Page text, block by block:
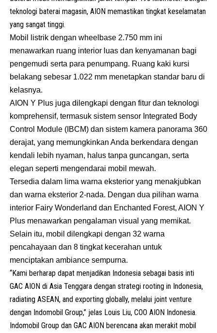
teknologi baterai magasin, AION memastikan tingkat keselamatan
yang sangat tinggi.
Mobil listrik dengan wheelbase 2.750 mm ini
menawarkan ruang interior luas dan kenyamanan bagi
pengemudi serta para penumpang. Ruang kaki kursi
belakang sebesar 1.022 mm menetapkan standar baru di
kelasnya.
AION Y Plus juga dilengkapi dengan fitur dan teknologi
komprehensif, termasuk sistem sensor Integrated Body
Control Module (IBCM) dan sistem kamera panorama 360
derajat, yang memungkinkan Anda berkendara dengan
kendali lebih nyaman, halus tanpa guncangan, serta
elegan seperti mengendarai mobil mewah.
Tersedia dalam lima warna eksterior yang menakjubkan
dan warna eksterior 2-nada. Dengan dua pilihan warna
interior Fairy Wonderland dan Enchanted Forest, AION Y
Plus menawarkan pengalaman visual yang memikat.
Selain itu, mobil dilengkapi dengan 32 warna
pencahayaan dan 8 tingkat kecerahan untuk
menciptakan ambiance sempurna.
“Kami berharap dapat menjadikan Indonesia sebagai basis inti
GAC AION di Asia Tenggara dengan strategi rooting in Indonesia,
radiating ASEAN, and exporting globally, melalui joint venture
dengan Indomobil Group,” jelas Louis Liu, COO AION Indonesia.
Indomobil Group dan GAC AION berencana akan merakit mobil